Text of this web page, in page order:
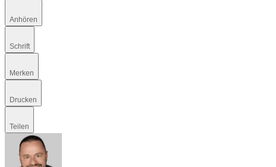
Anhören
Schrift
Merken
Drucken
Teilen